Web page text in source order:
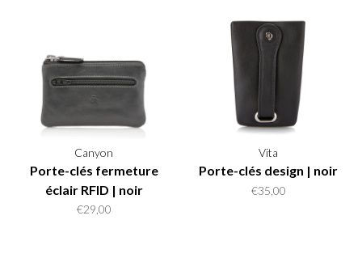
Canyon
Porte-clés fermeture
éclair RFID | noir
€29,00
Vita
Porte-clés design | noir
€35,00